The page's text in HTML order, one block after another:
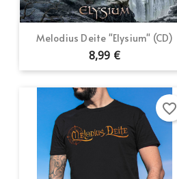
Melodius Deite "Elysium" (CD)
8,99 €
favorite_border